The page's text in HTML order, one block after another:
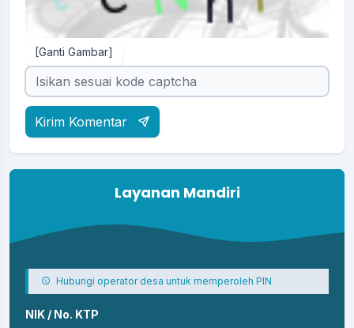
[Ganti Gambar]
Kirim Komentar
Layanan Mandiri
Hubungi operator desa untuk memperoleh PIN
NIK / No. KTP